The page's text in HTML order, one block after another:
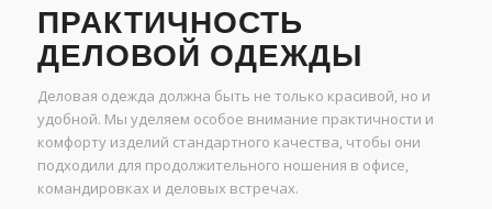
ПРАКТИЧНОСТЬ
ДЕЛОВОЙ ОДЕЖДЫ
Деловая одежда должна быть не только красивой, но и
удобной. Мы уделяем особое внимание практичности и
комфорту изделий стандартного качества, чтобы они
подходили для продолжительного ношения в офисе,
командировках и деловых встречах.